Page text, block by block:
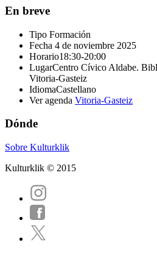
En breve
Tipo Formación
Fecha 4 de noviembre 2025
Horario18:30-20:00
LugarCentro Cívico Aldabe.
Vitoria-Gasteiz
IdiomaCastellano
Ver agenda Vitoria-Gasteiz
Dónde
Sobre Kulturklik
Kulturklik © 2015